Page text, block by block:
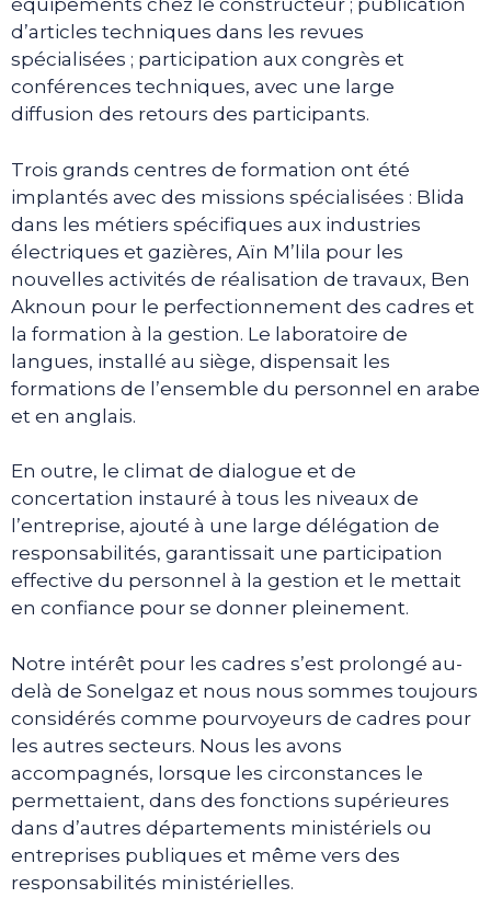
équipements chez le constructeur ; publication
d’articles techniques dans les revues
spécialisées ; participation aux congrès et
conférences techniques, avec une large
diffusion des retours des participants.
Trois grands centres de formation ont été
implantés avec des missions spécialisées : Blida
dans les métiers spécifiques aux industries
électriques et gazières, Aïn M’lila pour les
nouvelles activités de réalisation de travaux, Ben
Aknoun pour le perfectionnement des cadres et
la formation à la gestion. Le laboratoire de
langues, installé au siège, dispensait les
formations de l’ensemble du personnel en arabe
et en anglais.
En outre, le climat de dialogue et de
concertation instauré à tous les niveaux de
l’entreprise, ajouté à une large délégation de
responsabilités, garantissait une participation
effective du personnel à la gestion et le mettait
en confiance pour se donner pleinement.
Notre intérêt pour les cadres s’est prolongé au-
delà de Sonelgaz et nous nous sommes toujours
considérés comme pourvoyeurs de cadres pour
les autres secteurs. Nous les avons
accompagnés, lorsque les circonstances le
permettaient, dans des fonctions supérieures
dans d’autres départements ministériels ou
entreprises publiques et même vers des
responsabilités ministérielles.